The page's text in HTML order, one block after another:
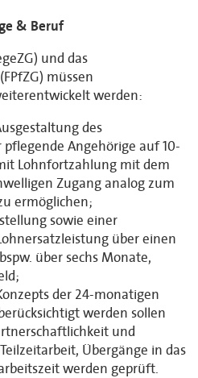
& Beruf
und das
müssen
werden:
des
pflegende Angehörige auf 10-
Lohnfortzahlung mit dem
Zugang analog zum
ermöglichen;
sowie einer
über einen
über sechs Monate,
der 24-monatigen
werden sollen
und
Übergänge in das
werden geprüft.